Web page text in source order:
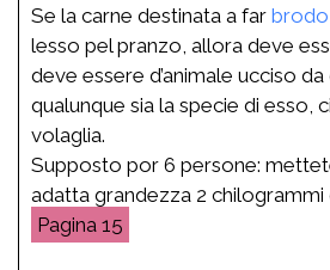
Se la carne destinata a far brodo
lesso pel pranzo, allora deve
deve essere d’animale ucciso
qualunque sia la specie di esso,
volaglia.
Supposto por 6 persone:
adatta grandezza 2 chilogrammi
15